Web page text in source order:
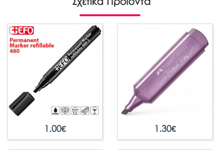
1.00€ 1.30€